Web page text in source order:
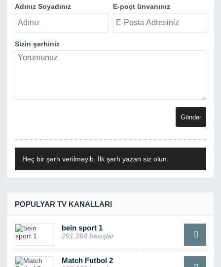
Adınız Soyadınız E-poçt ünvanınız
Sizin şərhiniz
Heç bir şərh verilməyib. İlk şərh yazan siz olun.
POPULYAR TV KANALLARI
bein sport 1
291,264 baxışlar
Match Futbol 2